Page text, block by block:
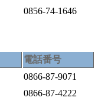
0856-74-1646
電話番号
0866-87-9071
0866-87-4222